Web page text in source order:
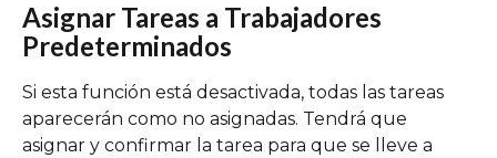
Asignar Tareas a Trabajadores
Predeterminados
Si esta función está desactivada, todas las tareas
aparecerán como no asignadas. Tendrá que
asignar y confirmar la tarea para que se lleve a